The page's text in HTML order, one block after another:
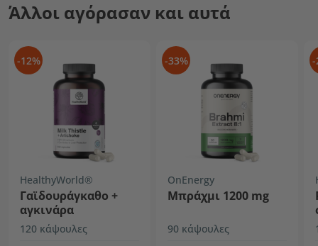
Άλλοι αγόρασαν και αυτά
-12%
HealthyWorld®
Γαϊδουράγκαθο +
αγκινάρα
120 κάψουλες
-33%
OnEnergy
Μπράχμι 1200 mg
90 κάψουλες
-